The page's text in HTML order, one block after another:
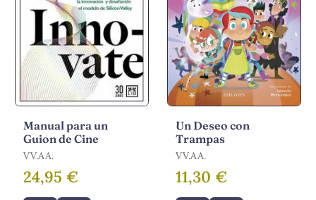
Manual para un
Guion de Cine
VV.AA.
24,95 €
Un Deseo con
Trampas
VV.AA.
11,30 €